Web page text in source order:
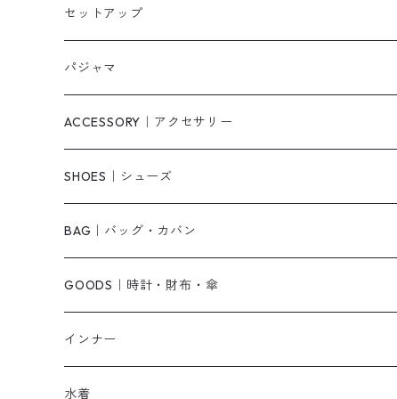
タンクトップ/キャミソール
スウェット/パーカー
ニット/セーター
ベアトップ・チューブトップ
その他
カーディガン
ダウンコート
その他
無地
ニットワンピース
ロングワンピース
シャツワンピース
キャミワンピース
オールインワン・サロペット
ジャンパースカート
その他
パンツ・デニム
ショートパンツ
スカート
その他
セットアップ
パジャマ
ACCESSORY｜アクセサリー
ピアス・リング
ネックレス
ベルト
ブレスレット
帽子
SHOES｜シューズ
パンプス
サンダル
ショートブーツ・ブーティ
ロングブーツ
BAG｜バッグ・カバン
ショルダーバッグ
ハンドバッグ
リュック
GOODS｜時計・財布・傘
インナー
水着